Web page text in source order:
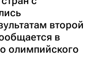
второй
в
олимпийского